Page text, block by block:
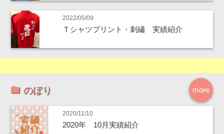
2022/05/09
Ｔシャツプリント・刺繡 実績紹介
more
のぼり
2020/11/10
2020年 10月実績紹介